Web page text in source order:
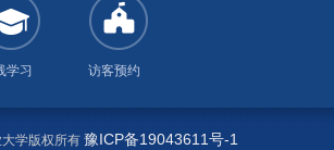
学习 访客预约
学版权所有 豫ICP备19043611号-1